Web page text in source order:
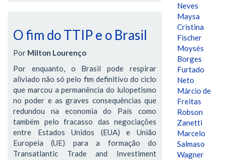
O fim do TTIP e o Brasil
Por Milton Lourenço
Por enquanto, o Brasil pode respirar
aliviado não só pelo fim definitivo do ciclo
que marcou a permanência do lulopetismo
no poder e as graves consequências que
redundou na economia do País como
também pelo fracasso das negociações
entre Estados Unidos (EUA) e União
Europeia (UE) para a formação do
Transatlantic Trade and Investiment
Neves
Maysa
Cristina
Fischer
Moysés
Borges
Furtado
Neto
Márcio de
Freitas
Robson
Zanetti
Marcelo
Salmaso
Wagner